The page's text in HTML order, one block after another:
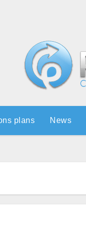
plans News